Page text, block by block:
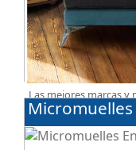
Las mejores marcas y
a tu alcance, gran